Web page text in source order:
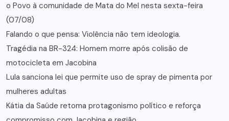
o Povo à comunidade de Mata do Mel nesta sexta-feira
(07/08)
Falando o que pensa: Violência não tem ideologia.
Tragédia na BR-324: Homem morre após colisão de
motocicleta em Jacobina
Lula sanciona lei que permite uso de spray de pimenta por
mulheres adultas
Kátia da Saúde retoma protagonismo político e reforça